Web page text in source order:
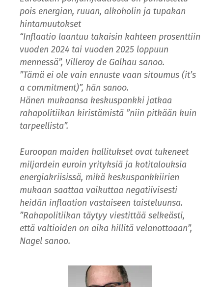
pois energian, ruuan, alkoholin ja tupakan
hintamuutokset
“Inflaatio laantuu takaisin kahteen prosenttiin
vuoden 2024 tai vuoden 2025 loppuun
mennessä”, Villeroy de Galhau sanoo.
”Tämä ei ole vain ennuste vaan sitoumus (it’s
a commitment)”, hän sanoo.
Hänen mukaansa keskuspankki jatkaa
rahapolitiikan kiristämistä ”niin pitkään kuin
tarpeellista”.
Euroopan maiden hallitukset ovat tukeneet
miljardein euroin yrityksiä ja kotitalouksia
energiakriisissä, mikä keskuspankkiirien
mukaan saattaa vaikuttaa negatiivisesti
heidän inflaation vastaiseen taisteluunsa.
”Rahapolitiikan täytyy viestittää selkeästi,
että valtioiden on aika hillitä velanottoaan”,
Nagel sanoo.